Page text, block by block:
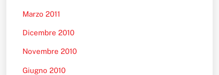
Marzo 2011
Dicembre 2010
Novembre 2010
Giugno 2010